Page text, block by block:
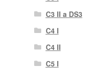
C3 II a DS3
C4 I
C4 II
C5 I